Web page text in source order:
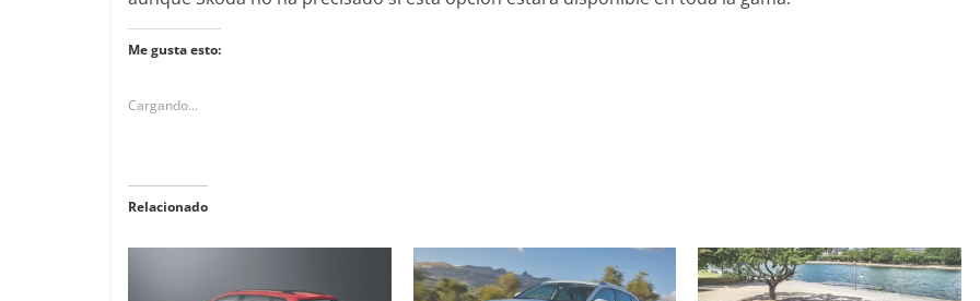
Me gusta esto:
Cargando...
Relacionado
Mercedes-Benz más caros
31 de enero de 2022 mospotter84
deportividad
1977
Llamada a revisión en
Mercedes Clase A fabricados
entre 2017-2019
ESF 13: un experimento de
seguridad
de seguridad del IIHS
11 de noviembre de 2021
mospotter84